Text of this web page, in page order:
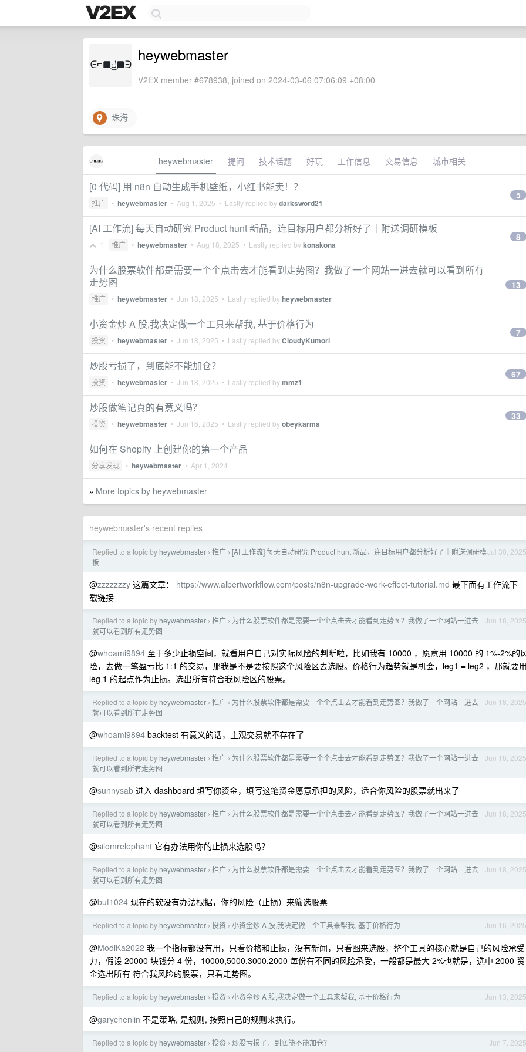
heywebmaster
V2EX member #678938, joined on 2024-03-06 07:06:09 +08:00
珠海
heywebmaster 提问 技术话题 好玩 工作信息 交易信息 城市相关
[0 代码] 用 n8n 自动生成手机壁纸，小红书能卖！？
推广 • heywebmaster • Aug 1, 2025 • Lastly replied bydarksword21
5
[AI 工作流] 每天自动研究 Product hunt 新品，连目标用户都分析好了｜附送调研模板
1 推广 • heywebmaster • Aug 18, 2025 • Lastly replied bykonakona
8
为什么股票软件都是需要一个个点击去才能看到走势图？我做了一个网站一进去就可以看到所有
走势图
推广 • heywebmaster • Jun 18, 2025 • Lastly replied byheywebmaster
13
小资金炒 A 股,我决定做一个工具来帮我, 基于价格行为
投资 • heywebmaster • Jun 18, 2025 • Lastly replied byCloudyKumori
7
炒股亏损了，到底能不能加仓？
投资 • heywebmaster • Jun 18, 2025 • Lastly replied bymmz1
67
炒股做笔记真的有意义吗？
投资 • heywebmaster • Jun 16, 2025 • Lastly replied byobeykarma
33
如何在 Shopify 上创建你的第一个产品
分享发现 • heywebmaster • Apr 1, 2024
» More topics by heywebmaster
heywebmaster's recent replies
Jul 30, 2025
Replied to a topic by heywebmaster › 推广 › [AI 工作流] 每天自动研究 Product hunt 新品，连目标用户都分析好了｜附送调研模
板
@zzzzzzzy 这篇文章： https://www.albertworkflow.com/posts/n8n-upgrade-work-effect-tutorial.md 最下面有工作流下
载链接
Jun 18, 2025
Replied to a topic by heywebmaster › 推广 › 为什么股票软件都是需要一个个点击去才能看到走势图？我做了一个网站一进去
就可以看到所有走势图
@whoami9894 至于多少止损空间，就看用户自己对实际风险的判断啦，比如我有 10000 ，愿意用 10000 的 1%-2%的
险，去做一笔盈亏比 1:1 的交易，那我是不是要按照这个风险区去选股。价格行为趋势就是机会，leg1 = leg2 ，那就要用
leg 1 的起点作为止损。选出所有符合我风险区的股票。
Jun 18, 2025
Replied to a topic by heywebmaster › 推广 › 为什么股票软件都是需要一个个点击去才能看到走势图？我做了一个网站一进去
就可以看到所有走势图
@whoami9894 backtest 有意义的话，主观交易就不存在了
Jun 18, 2025
Replied to a topic by heywebmaster › 推广 › 为什么股票软件都是需要一个个点击去才能看到走势图？我做了一个网站一进去
就可以看到所有走势图
@sunnysab 进入 dashboard 填写你资金，填写这笔资金愿意承担的风险，适合你风险的股票就出来了
Jun 18, 2025
Replied to a topic by heywebmaster › 推广 › 为什么股票软件都是需要一个个点击去才能看到走势图？我做了一个网站一进去
就可以看到所有走势图
@silomrelephant 它有办法用你的止损来选股吗？
Jun 18, 2025
Replied to a topic by heywebmaster › 推广 › 为什么股票软件都是需要一个个点击去才能看到走势图？我做了一个网站一进去
就可以看到所有走势图
@buf1024 现在的软没有办法根据，你的风险（止损）来筛选股票
Jun 16, 2025
Replied to a topic by heywebmaster › 投资 › 小资金炒 A 股,我决定做一个工具来帮我, 基于价格行为
@ModiKa2022 我一个指标都没有用，只看价格和止损，没有新闻，只看图来选股，整个工具的核心就是自己的风险承受
力，假设 20000 块钱分 4 份，10000,5000,3000,2000 每份有不同的风险承受，一般都是最大 2%也就是，选中 2000 资
金选出所有 符合我风险的股票，只看走势图。
Jun 13, 2025
Replied to a topic by heywebmaster › 投资 › 小资金炒 A 股,我决定做一个工具来帮我, 基于价格行为
@garychenlin 不是策略, 是规则, 按照自己的规则来执行。
Jun 7, 2025
Replied to a topic by heywebmaster › 投资 › 炒股亏损了，到底能不能加仓？